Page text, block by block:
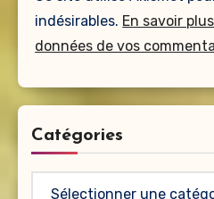
indésirables. En savoir
données de vos
Catégories